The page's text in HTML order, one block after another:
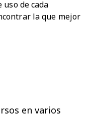
uso de cada
la que mejor
en varios